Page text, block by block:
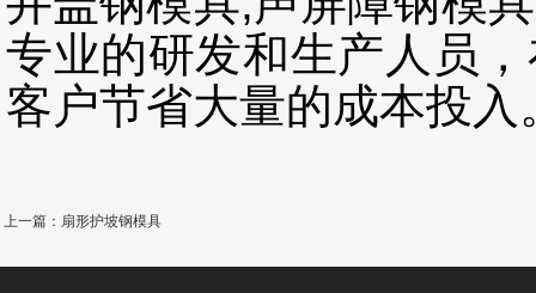
专业的研发和生产人员
客户节省大量的成本投入
上一篇：扇形护坡钢模具